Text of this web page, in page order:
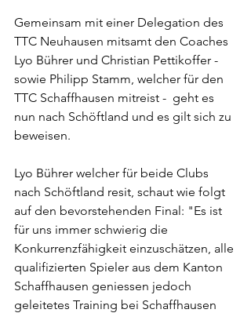
Gemeinsam mit einer Delegation des
TTC Neuhausen mitsamt den Coaches
Lyo Bührer und Christian Pettikoffer -
sowie Philipp Stamm, welcher für den
TTC Schaffhausen mitreist -  geht es
nun nach Schöftland und es gilt sich zu
beweisen.
Lyo Bührer welcher für beide Clubs
nach Schöftland resit, schaut wie folgt
auf den bevorstehenden Final: "Es ist
für uns immer schwierig die
Konkurrenzfähigkeit einzuschätzen, alle
qualifizierten Spieler aus dem Kanton
Schaffhausen geniessen jedoch
geleitetes Training bei Schaffhausen